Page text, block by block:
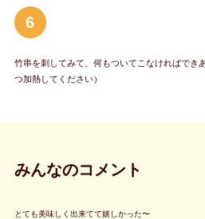
6
竹串を刺してみて、何もついてこなければでき
つ加熱してください）
みんなのコメント
とても美味しく出来てて嬉しかった〜